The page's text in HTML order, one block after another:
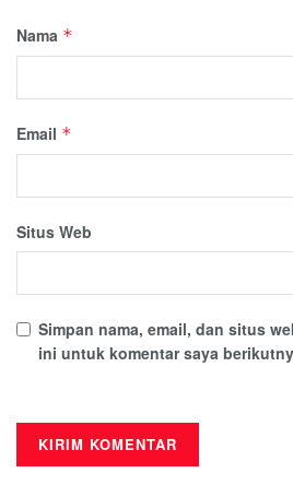
Nama *
Email *
Situs Web
Simpan nama, email, dan situs
ini untuk komentar saya